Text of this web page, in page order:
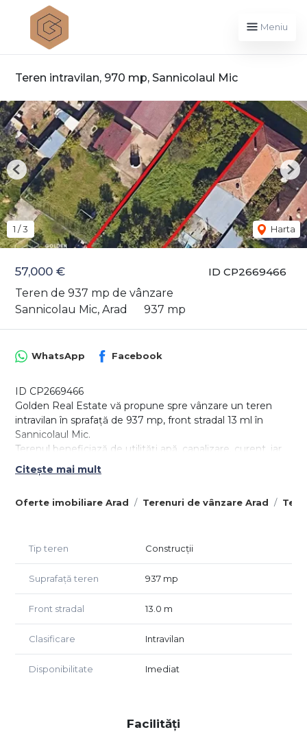
Meniu
Teren intravilan, 970 mp, Sannicolaul Mic
ID CP2669466
57,000 €
Teren de 937 mp de vânzare
Sannicolau Mic, Arad
937 mp
1 /3 Harta
Previous
Oferte imobiliare Arad Terenuri de vânzare Arad
WhatsApp Facebook
ID CP2669466
Golden Real Estate vă propune spre vânzare un teren
intravilan în sprafață de 937 mp, front stradal 13 ml în
Sannicolaul Mic.
Terenul beneficiază de utilități apă, canalizare, curent, iar
branșarea la rețeua de gaz se poate efectua cu ușurință
fiind în fața terenului.
Preț 57.000 euro, negociabil.
compania noastră obligandu-se să prezinte oferta
dumneavoastră de preţ, să vă asigure consultanţă şi
asistenţă până la finalizarea tranzacţiei, să se ocupe de
actele necesare pentru notar.
Citește mai mult
Tip teren Construcții
Suprafață teren 937 mp
Front stradal 13.0 m
Clasificare Intravilan
Disponibilitate Imediat
Facilități